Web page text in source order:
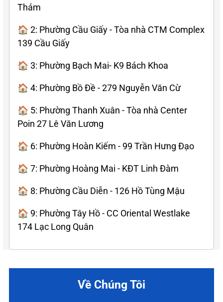
Thám
🏠 2: Phường Cầu Giấy - Tòa nhà CTM Complex
139 Cầu Giấy
🏠 3: Phường Bạch Mai- K9 Bách Khoa
🏠 4: Phường Bồ Đề - 279 Nguyễn Văn Cừ
🏠 5: Phường Thanh Xuân - Tòa nhà Center
Poin 27 Lê Văn Lương
🏠 6: Phường Hoàn Kiếm - 99 Trần Hưng Đạo
🏠 7: Phường Hoàng Mai - KĐT Linh Đàm
🏠 8: Phường Cầu Diễn - 126 Hồ Tùng Mậu
🏠 9: Phường Tây Hồ - CC Oriental Westlake
174 Lạc Long Quân
Về Chúng Tôi